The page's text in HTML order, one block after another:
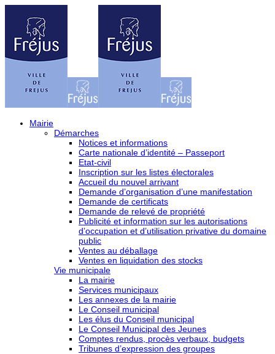
Mairie
Démarches
Notices et informations
Carte nationale d’identité – Passeport
Etat-civil
Inscription sur les listes électorales
Accueil du nouvel arrivant
Demande d’organisation d’une manifestation
Demande de certificats
Demande de relevé de propriété
Publicité et information sur les autorisations
d’occupation et d’utilisation privative du domaine
public
Ventes au déballage
Ventes en liquidation des stocks
Vie municipale
La mairie
Services municipaux
Les annexes de la mairie
Le Conseil municipal
Les élus du Conseil municipal
Le Conseil Municipal des Jeunes
Comptes rendus, procès verbaux, budgets
Tribunes d’expression des groupes